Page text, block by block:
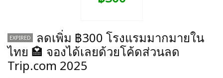
EXPIRED
ลดเพิ่ม ฿300 โรงแรมมากมายใน
ไทย 🏩 จองได้เลยด้วยโค้ดส่วนลด
Trip.com 2025